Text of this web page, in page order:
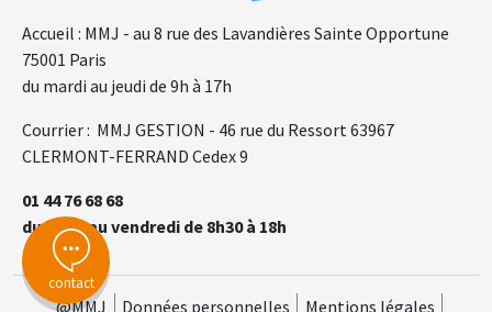
contact
Accueil : MMJ - au 8 rue des Lavandières Sainte Opportune
75001 Paris
du mardi au jeudi de 9h à 17h
Courrier : MMJ GESTION - 46 rue du Ressort 63967
CLERMONT-FERRAND Cedex 9
01 44 76 68 68
du lundi au vendredi de 8h30 à 18h
@MMJ Données personnelles Mentions légales